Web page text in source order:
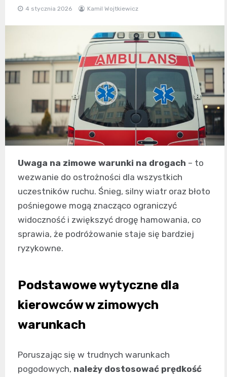
4 stycznia 2026 Kamil Wojtkiewicz
Uwaga na zimowe warunki na drogach – to
wezwanie do ostrożności dla wszystkich
uczestników ruchu. Śnieg, silny wiatr oraz błoto
pośniegowe mogą znacząco ograniczyć
widoczność i zwiększyć drogę hamowania, co
sprawia, że podróżowanie staje się bardziej
ryzykowne.
Podstawowe wytyczne dla
kierowców w zimowych
warunkach
Poruszając się w trudnych warunkach
pogodowych, należy dostosować prędkość